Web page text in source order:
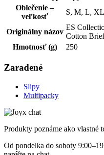
Oblečenie –
veľkosť
S, M, L,
Originálny názov
ES
Cotton Brief
Hmotnosť (g)
250
Zaradené
Slipy
Multipacky
Produkty poznáme ako vlastné
Od pondelka do soboty